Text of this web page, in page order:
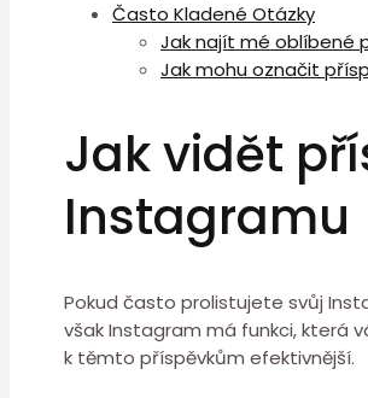
Často Kladené Otázky
Jak najít mé oblíbené
Jak mohu označit
Jak vidět
Instagramu
Pokud často prolistujete svůj
však Instagram má funkci, která
k těmto příspěvkům efektivnější.